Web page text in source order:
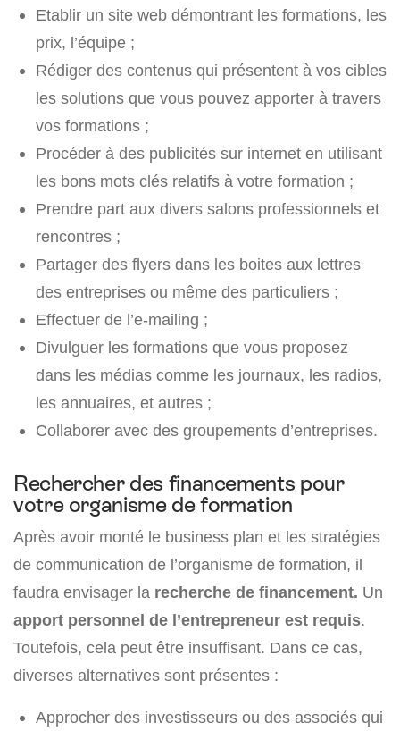
Etablir un site web démontrant les formations, les
prix, l’équipe ;
Rédiger des contenus qui présentent à vos cibles
les solutions que vous pouvez apporter à travers
vos formations ;
Procéder à des publicités sur internet en utilisant
les bons mots clés relatifs à votre formation ;
Prendre part aux divers salons professionnels et
rencontres ;
Partager des flyers dans les boites aux lettres
des entreprises ou même des particuliers ;
Effectuer de l’e-mailing ;
Divulguer les formations que vous proposez
dans les médias comme les journaux, les radios,
les annuaires, et autres ;
Collaborer avec des groupements d’entreprises.
Rechercher des financements pour
votre organisme de formation
Après avoir monté le business plan et les stratégies
de communication de l’organisme de formation, il
faudra envisager la recherche de financement. Un
apport personnel de l’entrepreneur est requis.
Toutefois, cela peut être insuffisant. Dans ce cas,
diverses alternatives sont présentes :
Approcher des investisseurs ou des associés qui